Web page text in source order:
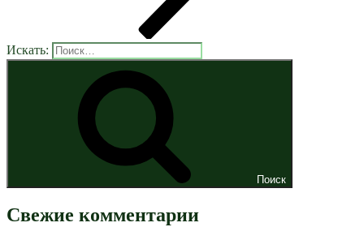
Искать:
Поиск
Свежие комментарии